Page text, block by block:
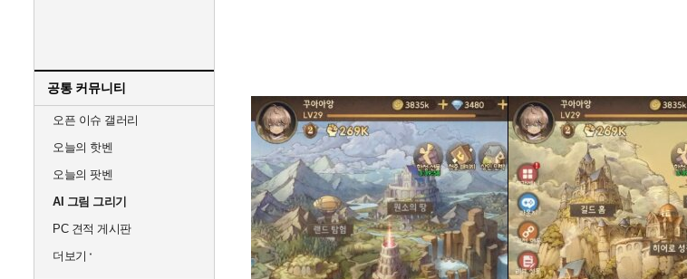
공통 커뮤니티
오픈 이슈 갤러리
오늘의 핫벤
오늘의 팟벤
AI 그림 그리기
PC 견적 게시판
더보기